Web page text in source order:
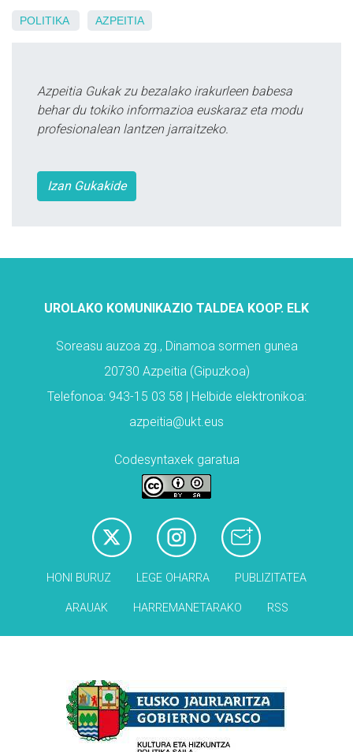
POLITIKA AZPEITIA
Azpeitia Gukak zu bezalako irakurleen babesa
behar du tokiko informazioa euskaraz eta modu
profesionalean lantzen jarraitzeko.
Izan Gukakide
UROLAKO KOMUNIKAZIO TALDEA KOOP. ELK
Soreasu auzoa zg., Dinamoa sormen gunea
20730 Azpeitia (Gipuzkoa)
Telefonoa: 943-15 03 58 | Helbide elektronikoa:
azpeitia@ukt.eus
Codesyntaxek garatua
HONI BURUZ LEGE OHARRA PUBLIZITATEA
ARAUAK HARREMANETARAKO RSS